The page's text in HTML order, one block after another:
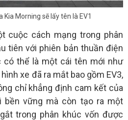
Kia Morning sẽ lấy tên là EV1
cuộc cách mạng trong phân
tiên với phiên bản thuần điện
có thể là một cái tên mới như
xe đã ra mắt bao gồm EV3,
chỉ khẳng định cam kết của
bền vững mà còn tạo ra một
trong phân khúc vốn được